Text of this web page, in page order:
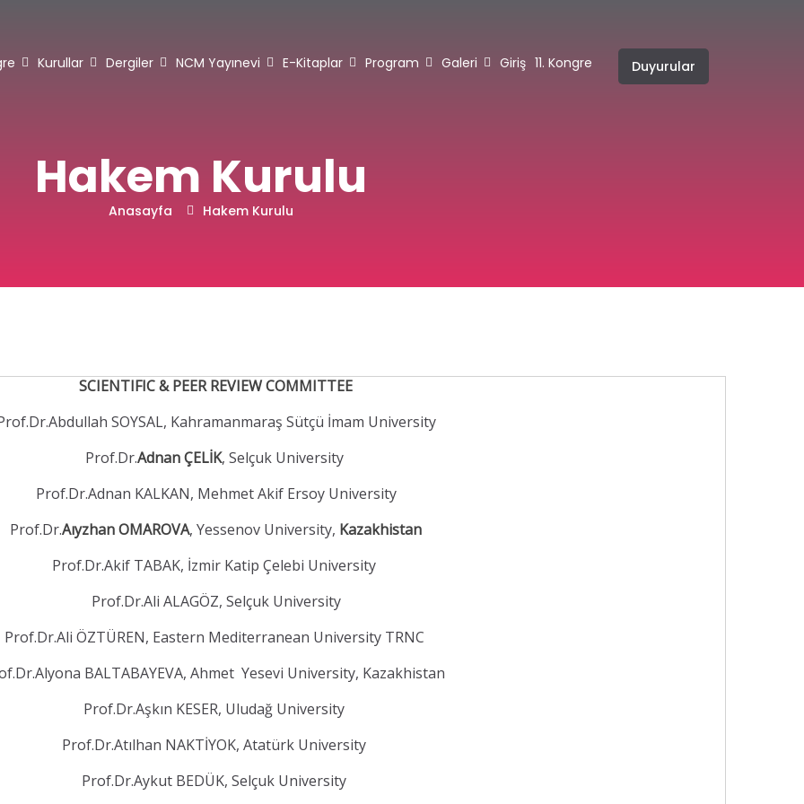
Kurullar Dergiler NCM Yayınevi E-Kitaplar Program Galeri Giriş 11. Kongre Duyurular
Hakem Kurulu
Anasayfa Hakem Kurulu
SCIENTIFIC & PEER REVIEW COMMITTEE
SOYSAL, Kahramanmaraş Sütçü İmam University
Prof.Dr.Adnan ÇELİK, Selçuk University
Prof.Dr.Adnan KALKAN, Mehmet Akif Ersoy University
Prof.Dr.Aıyzhan OMAROVA, Yessenov University, Kazakhistan
Prof.Dr.Akif TABAK, İzmir Katip Çelebi University
Prof.Dr.Ali ALAGÖZ, Selçuk University
Prof.Dr.Ali ÖZTÜREN, Eastern Mediterranean University TRNC
BALTABAYEVA, Ahmet Yesevi University, Kazakhistan
Prof.Dr.Aşkın KESER, Uludağ University
Prof.Dr.Atılhan NAKTİYOK, Atatürk University
Prof.Dr.Aykut BEDÜK, Selçuk University